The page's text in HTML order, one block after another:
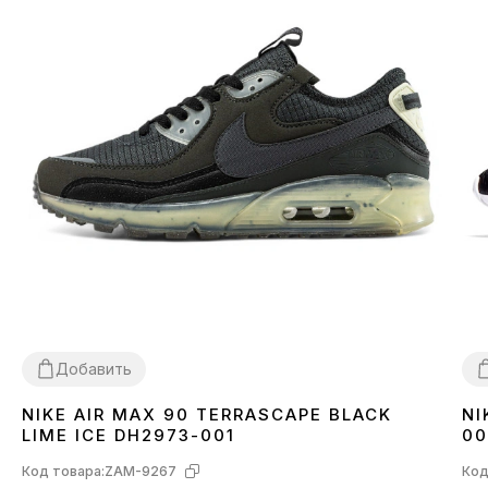
Добавить
3640 4142 434445
NIKE AIR MAX 90 TERRASCAPE BLACK
LIME ICE DH2973-001
Код товара:ZAM-9267